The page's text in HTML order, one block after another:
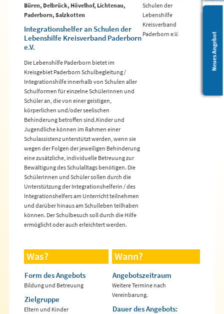
Leichte Sprache
Neues Angebot
Büren, Delbrück, Hövelhof, Lichtenau,
Paderborn, Salzkotten
Integrationshelfer an Schulen der
Lebenshilfe Kreisverband Paderborn
e.V.
Die Lebenshilfe Paderborn bietet im
Kreisgebiet Paderborn Schulbegleitung /
Integrationshilfe innerhalb von Schulen aller
Schulformen für einzelne Schülerinnen und
Schüler an, die von einer geistigen,
körperlichen und/oder seelischen
Behinderung betroffen sind.Kinder und
Jugendliche können im Rahmen einer
Schulassistenz unterstützt werden, wenn sie
wegen der Folgen der jeweiligen Behinderung
eine zusätzliche, individuelle Betreuung zur
Bewältigung des Schulalltags benötigen. Die
Schülerinnen und Schüler sollen durch die
Unterstützung der Integrationshelferin / des
Integrationshelfers am Unterricht teilnehmen
und darüber hinaus am Schulleben teilhaben
können. Der Schulbesuch soll durch die Hilfe
ermöglicht oder auch erleichtert werden.
Was?
Form des Angebots
Bildung und Betreuung
Zielgruppe
Eltern und Kinder
Wann?
Angebotszeitraum
Weitere Termine nach
Vereinbarung.
Dauer des Angebots: